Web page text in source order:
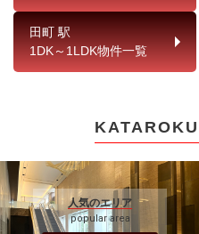
田町 駅
1DK～1LDK物件一覧
人気のエリア
popular area